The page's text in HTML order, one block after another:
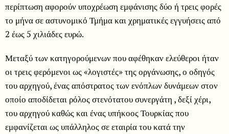
περίπτωση αφορούν υποχρέωση εμφάνισης δύο ή τρεις φορές
το μήνα σε αστυνομικό Τμήμα και χρηματικές εγγυήσεις από
2 έως 5 χιλιάδες ευρώ.
Μεταξύ των κατηγορούμενων που αφέθηκαν ελεύθεροι ήταν
οι τρεις φερόμενοι ως «λογιστές» της οργάνωσης, ο οδηγός
του αρχηγού, ένας απόστρατος των ενόπλων δυνάμεων στον
οποίο αποδίδεται ρόλος στενότατου συνεργάτη , δεξί χέρι,
του αρχηγού καθώς και ένας υπήκοος Τουρκίας που
εμφανίζεται ως υπάλληλος σε εταιρία του κατά την